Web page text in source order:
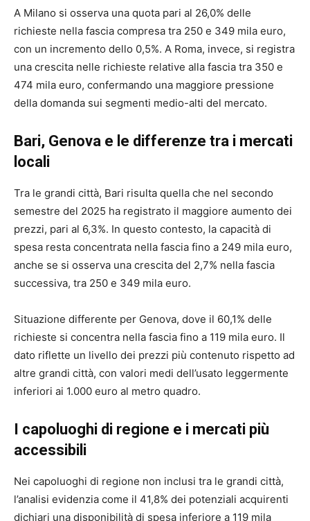
A Milano si osserva una quota pari al 26,0% delle
richieste nella fascia compresa tra 250 e 349 mila euro,
con un incremento dello 0,5%. A Roma, invece, si registra
una crescita nelle richieste relative alla fascia tra 350 e
474 mila euro, confermando una maggiore pressione
della domanda sui segmenti medio-alti del mercato.
Bari, Genova e le differenze tra i mercati
locali
Tra le grandi città, Bari risulta quella che nel secondo
semestre del 2025 ha registrato il maggiore aumento dei
prezzi, pari al 6,3%. In questo contesto, la capacità di
spesa resta concentrata nella fascia fino a 249 mila euro,
anche se si osserva una crescita del 2,7% nella fascia
successiva, tra 250 e 349 mila euro.
Situazione differente per Genova, dove il 60,1% delle
richieste si concentra nella fascia fino a 119 mila euro. Il
dato riflette un livello dei prezzi più contenuto rispetto ad
altre grandi città, con valori medi dell’usato leggermente
inferiori ai 1.000 euro al metro quadro.
I capoluoghi di regione e i mercati più
accessibili
Nei capoluoghi di regione non inclusi tra le grandi città,
l’analisi evidenzia come il 41,8% dei potenziali acquirenti
dichiari una disponibilità di spesa inferiore a 119 mila